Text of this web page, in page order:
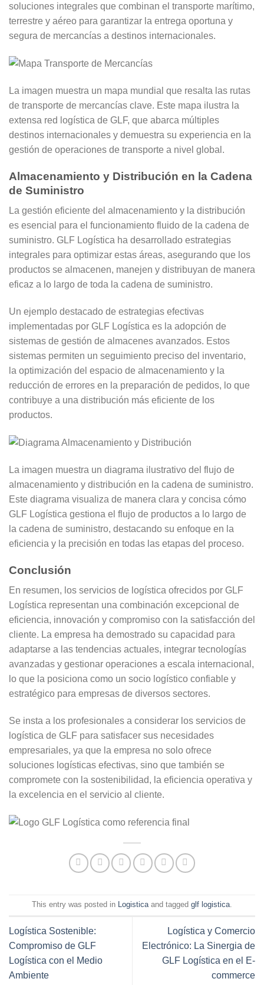
soluciones integrales que combinan el transporte marítimo,
terrestre y aéreo para garantizar la entrega oportuna y
segura de mercancías a destinos internacionales.
La imagen muestra un mapa mundial que resalta las rutas
de transporte de mercancías clave. Este mapa ilustra la
extensa red logística de GLF, que abarca múltiples
destinos internacionales y demuestra su experiencia en la
gestión de operaciones de transporte a nivel global.
Almacenamiento y Distribución en la Cadena
de Suministro
La gestión eficiente del almacenamiento y la distribución
es esencial para el funcionamiento fluido de la cadena de
suministro. GLF Logística ha desarrollado estrategias
integrales para optimizar estas áreas, asegurando que los
productos se almacenen, manejen y distribuyan de manera
eficaz a lo largo de toda la cadena de suministro.
Un ejemplo destacado de estrategias efectivas
implementadas por GLF Logística es la adopción de
sistemas de gestión de almacenes avanzados. Estos
sistemas permiten un seguimiento preciso del inventario,
la optimización del espacio de almacenamiento y la
reducción de errores en la preparación de pedidos, lo que
contribuye a una distribución más eficiente de los
productos.
La imagen muestra un diagrama ilustrativo del flujo de
almacenamiento y distribución en la cadena de suministro.
Este diagrama visualiza de manera clara y concisa cómo
GLF Logística gestiona el flujo de productos a lo largo de
la cadena de suministro, destacando su enfoque en la
eficiencia y la precisión en todas las etapas del proceso.
Conclusión
En resumen, los servicios de logística ofrecidos por GLF
Logística representan una combinación excepcional de
eficiencia, innovación y compromiso con la satisfacción del
cliente. La empresa ha demostrado su capacidad para
adaptarse a las tendencias actuales, integrar tecnologías
avanzadas y gestionar operaciones a escala internacional,
lo que la posiciona como un socio logístico confiable y
estratégico para empresas de diversos sectores.
Se insta a los profesionales a considerar los servicios de
logística de GLF para satisfacer sus necesidades
empresariales, ya que la empresa no solo ofrece
soluciones logísticas efectivas, sino que también se
compromete con la sostenibilidad, la eficiencia operativa y
la excelencia en el servicio al cliente.
This entry was posted in Logisticaand tagged glf logistica.
Logística Sostenible:
Compromiso de GLF
Logística con el Medio
Ambiente
Logística y Comercio
Electrónico: La Sinergia de
GLF Logística en el E-
commerce